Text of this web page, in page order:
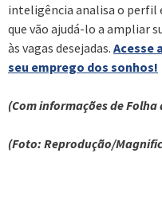
inteligência analisa o perfil
que vão ajudá-lo a ampliar
às vagas desejadas. Acesse
seu emprego dos sonhos!
(Com informações de Folha
(Foto: Reprodução/